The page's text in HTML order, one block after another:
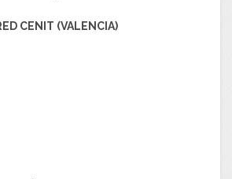
CENIT (VALENCIA)